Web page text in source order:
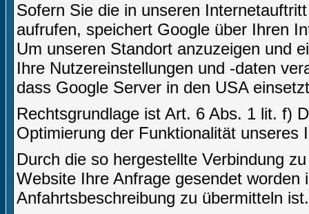
Sofern Sie die in unseren
aufrufen, speichert Google über Ihren
Um unseren Standort anzuzeigen und
Ihre Nutzereinstellungen und -daten
dass Google Server in den USA
Rechtsgrundlage ist Art. 6 Abs. 1 lit. f)
Optimierung der Funktionalität unseres
Durch die so hergestellte Verbindung
Website Ihre Anfrage gesendet
Anfahrtsbeschreibung zu übermitteln ist.